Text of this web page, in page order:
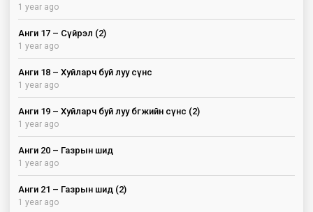
1 year ago
Анги 17 – Сүйрэл (2)
1 year ago
Анги 18 – Хуйларч буй луу сүнс
1 year ago
Анги 19 – Хуйларч буй луу бөгжийн сүнс (2)
1 year ago
Анги 20 – Газрын шид
1 year ago
Анги 21 – Газрын шид (2)
1 year ago